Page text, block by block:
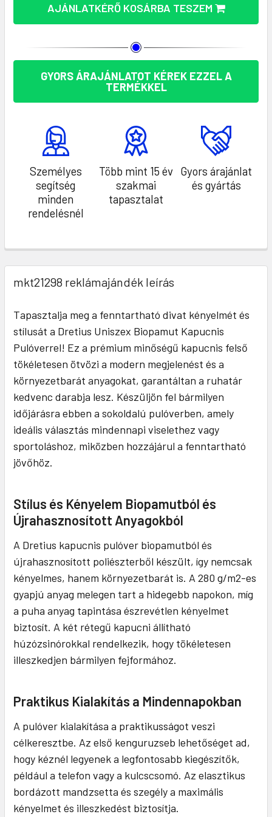
AJÁNLATKÉRŐ KOSÁRBA TESZEM
GYORS ÁRAJÁNLATOT KÉREK EZZEL A
TERMÉKKEL
Személyes
segítség
minden
rendelésnél
Több mint 15 év
szakmai
tapasztalat
Gyors árajánlat
és gyártás
mkt21298 reklámajándék leírás
Tapasztalja meg a fenntartható divat kényelmét és
stílusát a Dretius Uniszex Biopamut Kapucnis
Pulóverrel! Ez a prémium minőségű kapucnis felső
tökéletesen ötvözi a modern megjelenést és a
környezetbarát anyagokat, garantáltan a ruhatár
kedvenc darabja lesz. Készüljön fel bármilyen
időjárásra ebben a sokoldalú pulóverben, amely
ideális választás mindennapi viselethez vagy
sportoláshoz, miközben hozzájárul a fenntartható
jövőhöz.
Stílus és Kényelem Biopamutból és
Újrahasznosított Anyagokból
A Dretius kapucnis pulóver biopamutból és
újrahasznosított poliészterből készült, így nemcsak
kényelmes, hanem környezetbarát is. A 280 g/m2-es
gyapjú anyag melegen tart a hidegebb napokon, míg
a puha anyag tapintása észrevétlen kényelmet
biztosít. A két rétegű kapucni állítható
húzózsinórokkal rendelkezik, hogy tökéletesen
illeszkedjen bármilyen fejformához.
Praktikus Kialakítás a Mindennapokban
A pulóver kialakítása a praktikusságot veszi
célkeresztbe. Az első kenguruzseb lehetőséget ad,
hogy kéznél legyenek a legfontosabb kiegészítők,
például a telefon vagy a kulcscsomó. Az elasztikus
bordázott mandzsetta és szegély a maximális
kényelmet és illeszkedést biztosítja.